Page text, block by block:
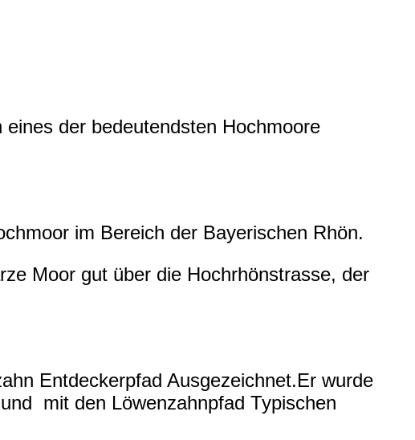
der bedeutendsten Hochmoore
im Bereich der Bayerischen Rhön.
Moor gut über die Hochrhönstrasse, der
Entdeckerpfad Ausgezeichnet.Er wurde
mit den Löwenzahnpfad Typischen